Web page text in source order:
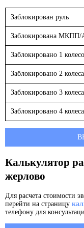
Заблокирован руль
Заблокирована
Заблокировано 1 колесо
Заблокировано 2 колеса
Заблокировано 3 колеса
Заблокировано 4 колеса
Калькулятор
жерлово
Для расчета стоимости
перейти на страницу
телефону для